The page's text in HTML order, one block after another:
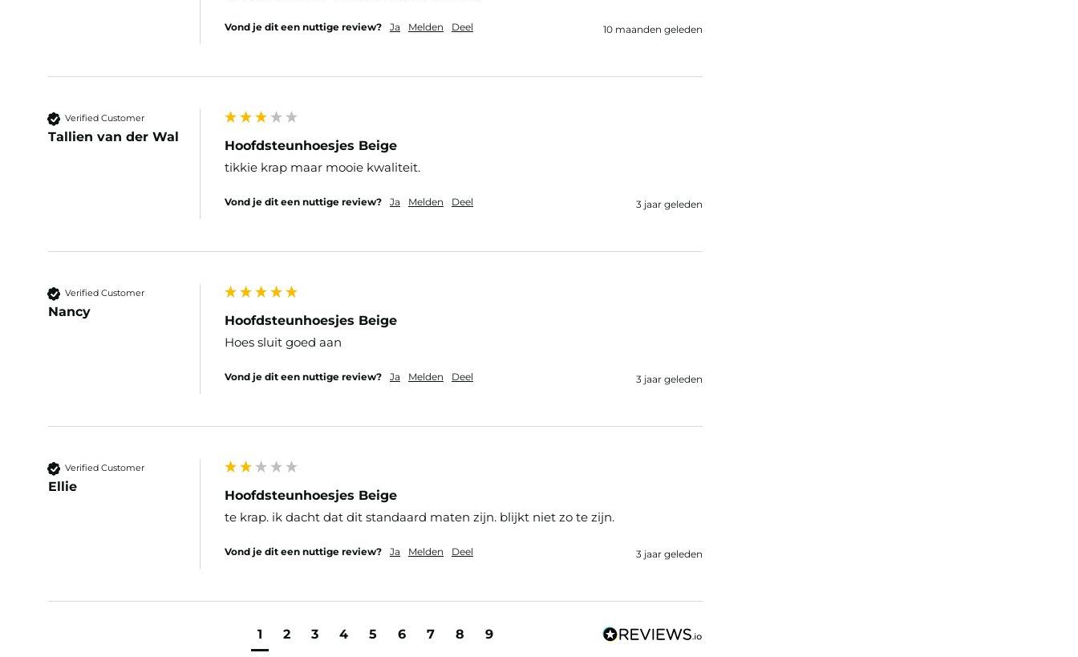
Vond je dit een nuttige review? Ja Melden Deel 10 maanden geleden
Verified Customer
Tallien van der Wal
Hoofdsteunhoesjes Beige
tikkie krap maar mooie kwaliteit.
Vond je dit een nuttige review? Ja Melden Deel 3 jaar geleden
Verified Customer
Nancy
Hoofdsteunhoesjes Beige
Hoes sluit goed aan
Vond je dit een nuttige review? Ja Melden Deel 3 jaar geleden
Verified Customer
Ellie
Hoofdsteunhoesjes Beige
te krap. ik dacht dat dit standaard maten zijn. blijkt niet zo te zijn.
Vond je dit een nuttige review? Ja Melden Deel 3 jaar geleden
1 2 3 4 5 6 7 8 9